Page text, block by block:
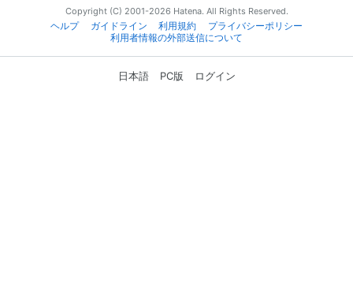
Copyright (C) 2001-2026 Hatena. All Rights Reserved.
ヘルプ
ガイドライン 利用規約
プライバシーポリシー
利用者情報の外部送信について
日本語 PC版 ログイン